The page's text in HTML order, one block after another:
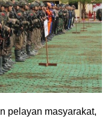
pelayan masyarakat,